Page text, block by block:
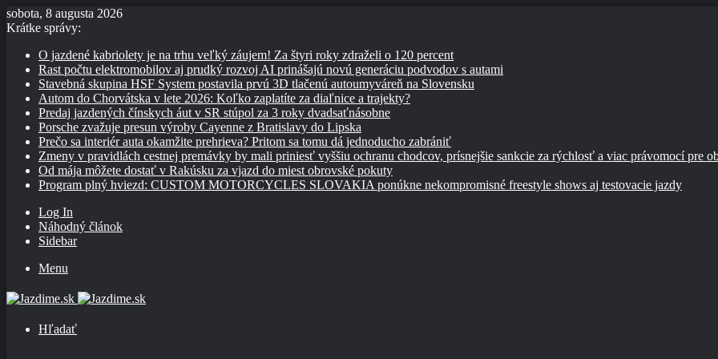
sobota, 8 augusta 2026
Krátke správy:
O jazdené kabriolety je na trhu veľký záujem! Za štyri roky zdraželi o 120 percent
Rast počtu elektromobilov aj prudký rozvoj AI prinášajú novú generáciu podvodov s autami
Stavebná skupina HSF System postavila prvú 3D tlačenú autoumyváreň na Slovensku
Autom do Chorvátska v lete 2026: Koľko zaplatíte za diaľnice a trajekty?
Predaj jazdených čínskych áut v SR stúpol za 3 roky dvadsaťnásobne
Porsche zvažuje presun výroby Cayenne z Bratislavy do Lipska
Prečo sa interiér auta okamžite prehrieva? Pritom sa tomu dá jednoducho zabrániť
Zmeny v pravidlách cestnej premávky by mali priniesť vyššiu ochranu chodcov, prísnejšie sankcie za rýchlosť a viac právomocí pre
Od mája môžete dostať v Rakúsku za vjazd do miest obrovské pokuty
Program plný hviezd: CUSTOM MOTORCYCLES SLOVAKIA ponúkne nekompromisné freestyle shows aj testovacie jazdy
Log In
Náhodný článok
Sidebar
Menu
Hľadať